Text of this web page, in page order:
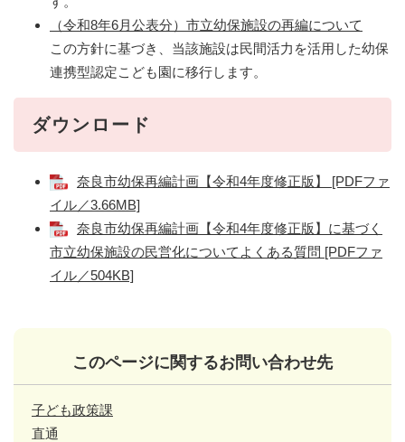
（令和8年6月公表分）市立幼保施設の再編について
この方針に基づき、当該施設は民間活力を活用した幼保
連携型認定こども園に移行します。
ダウンロード
奈良市幼保再編計画【令和4年度修正版】 [PDFファ
イル／3.66MB]
奈良市幼保再編計画【令和4年度修正版】に基づく
市立幼保施設の民営化についてよくある質問 [PDFファ
イル／504KB]
このページに関するお問い合わせ先
子ども政策課
直通